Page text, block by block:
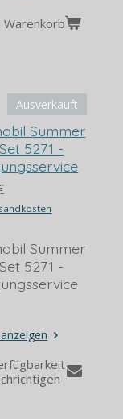
Warenkorb
Ausverkauft
Summer
5271 -
Summer
5271 -